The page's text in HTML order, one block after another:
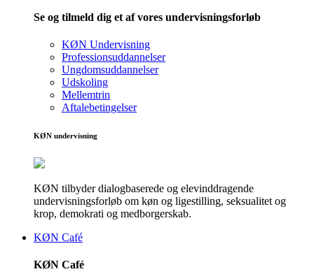
Se og tilmeld dig et af vores undervisningsforløb
KØN Undervisning
Professionsuddannelser
Ungdomsuddannelser
Udskoling
Mellemtrin
Aftalebetingelser
KØN undervisning
KØN tilbyder dialogbaserede og elevinddragende
undervisningsforløb om køn og ligestilling, seksualitet og
krop, demokrati og medborgerskab.
KØN Café
KØN Café